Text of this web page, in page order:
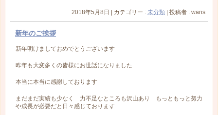
2018年5月8日 | カテゴリー : 未分類 | 投稿者 : wans
新年のご挨拶
新年明けましておめでとうございます
昨年も大変多くの皆様にお世話になりました
本当に本当に感謝しております
まだまだ実績も少なく 力不足なところも沢山あり もっともっと努力
や成長が必要だと日々感じております